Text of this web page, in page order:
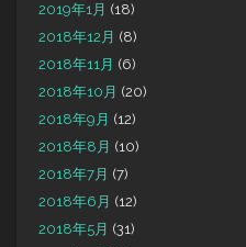
2019年1月 (18)
2018年12月 (8)
2018年11月 (6)
2018年10月 (20)
2018年9月 (12)
2018年8月 (10)
2018年7月 (7)
2018年6月 (12)
2018年5月 (31)